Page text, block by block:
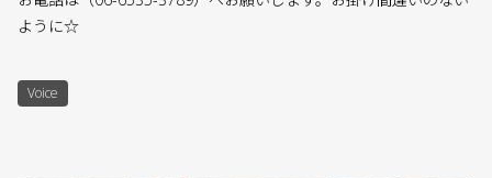
ように☆
Voice